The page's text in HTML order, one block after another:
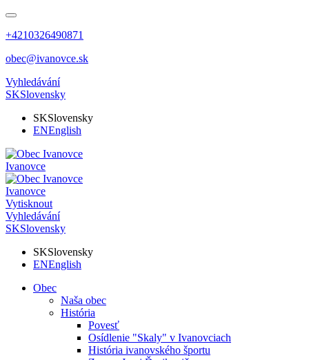
+4210326490871
obec@ivanovce.sk
Vyhledávání
SKSlovensky
SKSlovensky
ENEnglish
Ivanovce
Ivanovce
Vytisknout
Vyhledávání
SKSlovensky
SKSlovensky
ENEnglish
Obec
Naša obec
História
Povesť
Osídlenie "Skaly" v Ivanovciach
História ivanovského športu